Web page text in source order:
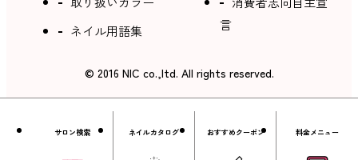
サロン検索 ネイルカタログ おすすめクーポン 料金メニュー
ネイル用語集
言
©︎ 2016 NIC co.,ltd. All rights reserved.